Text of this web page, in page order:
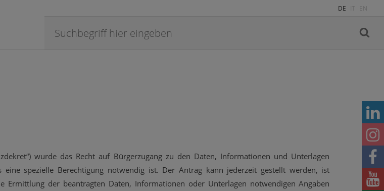
DE IT EN
wurde das Recht auf Bürgerzugang zu den Daten, Informationen und Unterlagen
spezielle Berechtigung notwendig ist. Der Antrag kann jederzeit gestellt werden, ist
der beantragten Daten, Informationen oder Unterlagen notwendigen Angaben